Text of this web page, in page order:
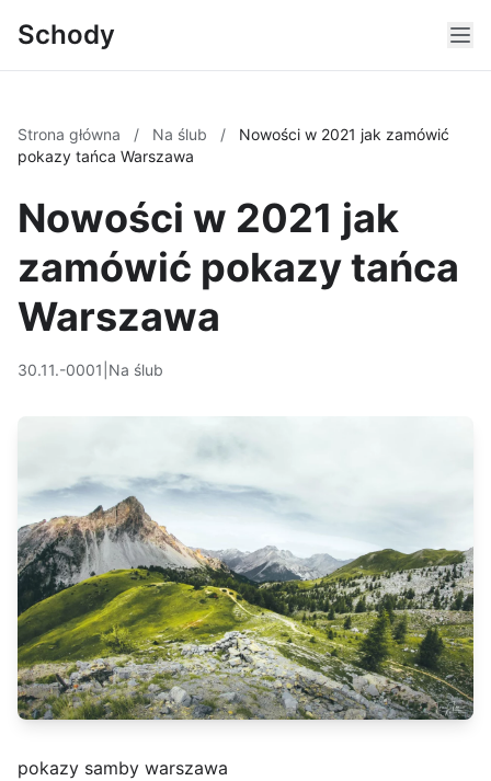
Schody
Strona główna / Na ślub /
Nowości w 2021 jak zamówić
pokazy tańca Warszawa
Nowości w 2021 jak
zamówić pokazy tańca
Warszawa
30.11.-0001 Na ślub
pokazy samby warszawa